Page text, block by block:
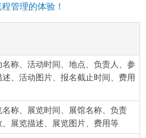
管理的体验！
称、活动时间、地点、负责人、参
、活动图片、报名截止时间、费用
名称、展览时间、展馆名称、负责
、展览描述、展览图片、费用等